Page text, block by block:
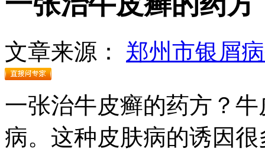
文章来源： 郑州市银屑
一张治牛皮癣的药方？
病。这种皮肤病的诱因